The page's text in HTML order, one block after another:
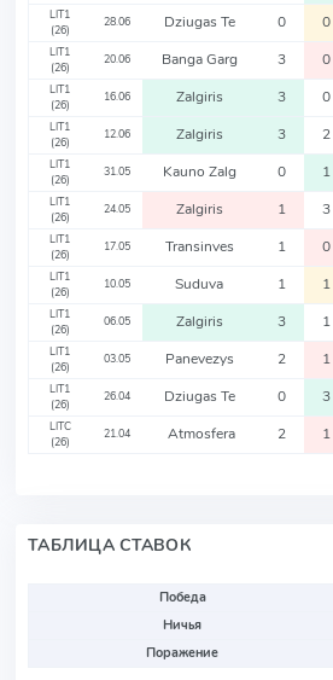
LIT1
(26)
28.06 Dziugas Te 0 0
LIT1
(26)
20.06 Banga Garg 3 0
LIT1
(26)
16.06 Zalgiris 3 0
LIT1
(26)
12.06 Zalgiris 3 2
LIT1
(26)
31.05 Kauno Zalg 0 1
LIT1
(26)
24.05 Zalgiris 1 3
LIT1
(26)
17.05 Transinves 1 0
LIT1
(26)
10.05 Suduva 1 1
LIT1
(26)
06.05 Zalgiris 3 1
LIT1
(26)
03.05 Panevezys 2 1
LIT1
(26)
26.04 Dziugas Te 0 3
LITC
(26)
21.04 Atmosfera 2 1
ТАБЛИЦА СТАВОК
Победа
Ничья
Поражение